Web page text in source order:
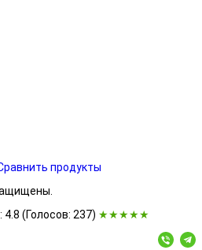
продукты
4.8 (Голосов: 237) ★★★★★